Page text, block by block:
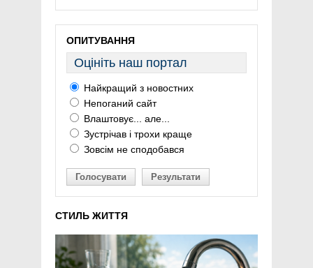
ОПИТУВАННЯ
Оцініть наш портал
Найкращий з новостних
Непоганий сайт
Влаштовує... але...
Зустрічав і трохи краще
Зовсім не сподобався
Голосувати Результати
СТИЛЬ ЖИТТЯ